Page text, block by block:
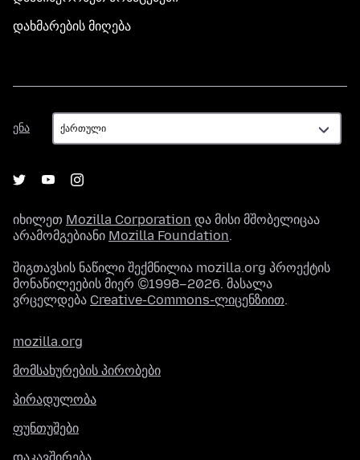
დახმარების მიღება
ენა
ენა
იხილეთ Mozilla Corporation და მისი მშობელიცაა
არამომგებიანი Mozilla Foundation.
შიგთავსის ნაწილი შექმნილია mozilla.org პროექტის
მონაწილეების მიერ ©1998–2026. მასალა
ვრცელდება Creative-Commons-ლიცენზიით.
mozilla.org
მომსახურების პირობები
პირადულობა
ფუნთუშები